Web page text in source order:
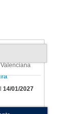
14/01/2027